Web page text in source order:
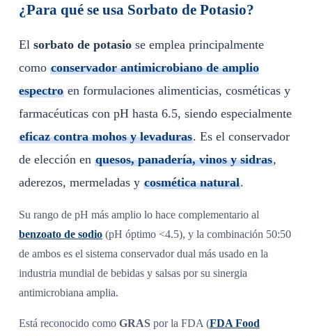
¿Para qué se usa Sorbato de Potasio?
El sorbato de potasiose emplea principalmente
como conservador antimicrobiano de amplio
espectroen formulaciones alimenticias, cosméticas y
farmacéuticas con pH hasta 6.5, siendo especialmente
eficaz contra mohos y levaduras. Es el conservador
de elección en quesos, panadería, vinos y sidras,
aderezos, mermeladas y cosmética natural.
Su rango de pH más amplio lo hace complementario al
benzoato de sodio(pH óptimo <4.5), y la combinación 50:50
de ambos es el sistema conservador dual más usado en la
industria mundial de bebidas y salsas por su sinergia
antimicrobiana amplia.
Está reconocido como GRASpor la FDA (FDA Food